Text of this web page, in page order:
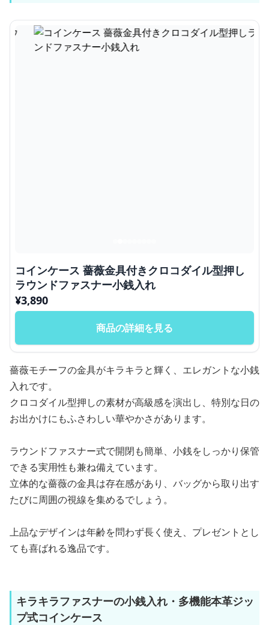
コインケース 薔薇金具付きクロコダイル型押し
ラウンドファスナー小銭入れ
¥3,890
商品の詳細を見る
薔薇モチーフの金具がキラキラと輝く、エレガントな小銭
入れです。
クロコダイル型押しの素材が高級感を演出し、特別な日の
お出かけにもふさわしい華やかさがあります。
ラウンドファスナー式で開閉も簡単、小銭をしっかり保管
できる実用性も兼ね備えています。
立体的な薔薇の金具は存在感があり、バッグから取り出す
たびに周囲の視線を集めるでしょう。
上品なデザインは年齢を問わず長く使え、プレゼントとし
ても喜ばれる逸品です。
キラキラファスナーの小銭入れ・多機能本革ジッ
プ式コインケース